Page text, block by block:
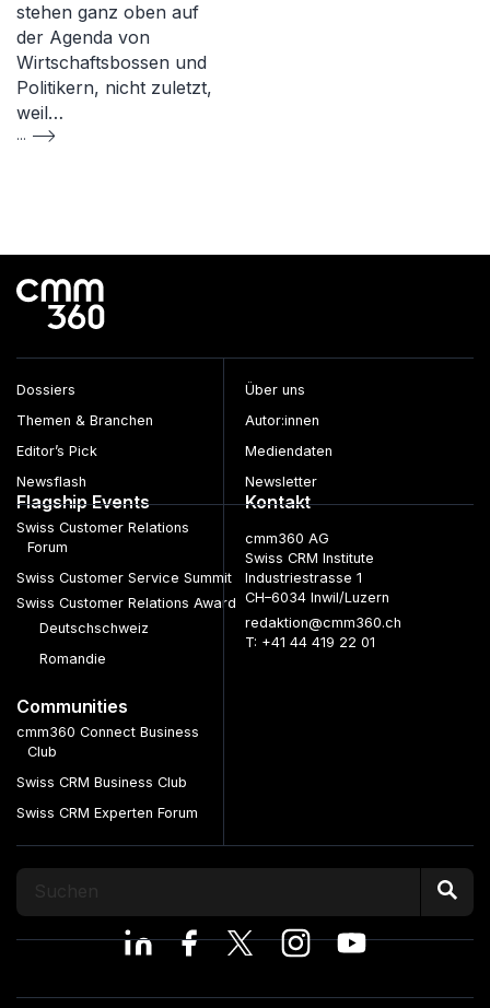
stehen ganz oben auf
der Agenda von
Wirtschaftsbossen und
Politikern, nicht zuletzt,
weil…
...
Dossiers
Themen & Branchen
Editor’s Pick
Newsflash
Über uns
Autor:innen
Mediendaten
Newsletter
Flagship Events
Swiss Customer Relations
Forum
Swiss Customer Service Summit
Swiss Customer Relations Award
Deutschschweiz
Romandie
Communities
cmm360 Connect Business
Club
Swiss CRM Business Club
Swiss CRM Experten Forum
Kontakt
cmm360 AG
Swiss CRM Institute
Industriestrasse 1
CH–6034 Inwil/Luzern
redaktion@cmm360.ch
T: +41 44 419 22 01